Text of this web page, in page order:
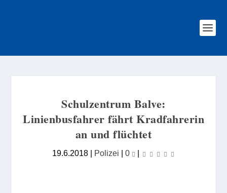
Schulzentrum Balve:
Linienbusfahrer fährt Kradfahrerin
an und flüchtet
19.6.2018 | Polizei | 0 |